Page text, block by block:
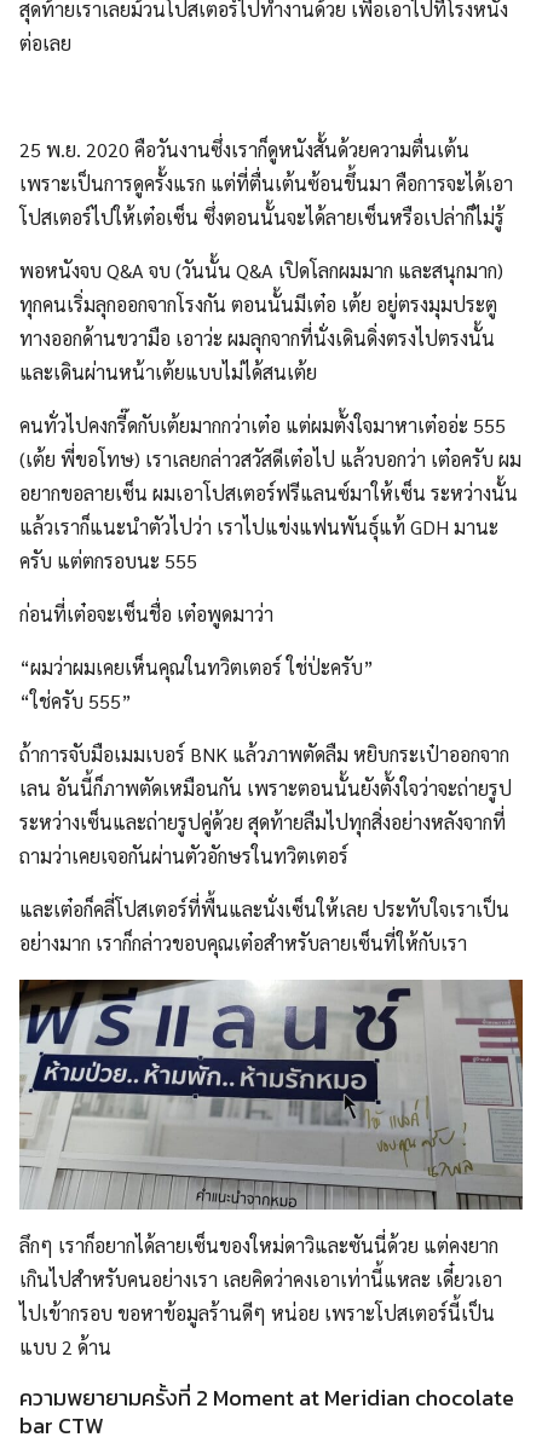
สุดท้ายเราเลยม้วนโปสเตอร์ไปทำงานด้วย เพื่อเอาไปที่โรงหนัง
ต่อเลย
25 พ.ย. 2020 คือวันงานซึ่งเราก็ดูหนังสั้นด้วยความตื่นเต้น
เพราะเป็นการดูครั้งแรก แต่ที่ตื่นเต้นซ้อนขึ้นมา คือการจะได้เอา
โปสเตอร์ไปให้เต๋อเซ็น ซึ่งตอนนั้นจะได้ลายเซ็นหรือเปล่าก็ไม่รู้
พอหนังจบ Q&A จบ (วันนั้น Q&A เปิดโลกผมมาก และสนุกมาก)
ทุกคนเริ่มลุกออกจากโรงกัน ตอนนั้นมีเต๋อ เต้ย อยู่ตรงมุมประตู
ทางออกด้านขวามือ เอาว่ะ ผมลุกจากที่นั่งเดินดิ่งตรงไปตรงนั้น
และเดินผ่านหน้าเต้ยแบบไม่ได้สนเต้ย
คนทั่วไปคงกรี๊ดกับเต้ยมากกว่าเต๋อ แต่ผมตั้งใจมาหาเต๋ออ่ะ 555
(เต้ย พี่ขอโทษ) เราเลยกล่าวสวัสดีเต๋อไป แล้วบอกว่า เต๋อครับ ผม
อยากขอลายเซ็น ผมเอาโปสเตอร์ฟรีแลนซ์มาให้เซ็น ระหว่างนั้น
แล้วเราก็แนะนำตัวไปว่า เราไปแข่งแฟนพันธุ์แท้ GDH มานะ
ครับ แต่ตกรอบนะ 555
ก่อนที่เต๋อจะเซ็นชื่อ เต๋อพูดมาว่า
“ผมว่าผมเคยเห็นคุณในทวิตเตอร์ ใช่ป่ะครับ”
“ใช่ครับ 555”
ถ้าการจับมือเมมเบอร์ BNK แล้วภาพตัดลืม หยิบกระเป๋าออกจาก
เลน อันนี้ก็ภาพตัดเหมือนกัน เพราะตอนนั้นยังตั้งใจว่าจะถ่ายรูป
ระหว่างเซ็นและถ่ายรูปคู่ด้วย สุดท้ายลืมไปทุกสิ่งอย่างหลังจากที่
ถามว่าเคยเจอกันผ่านตัวอักษรในทวิตเตอร์
และเต๋อก็คลี่โปสเตอร์ที่พื้นและนั่งเซ็นให้เลย ประทับใจเราเป็น
อย่างมาก เราก็กล่าวขอบคุณเต๋อสำหรับลายเซ็นที่ให้กับเรา
ลึกๆ เราก็อยากได้ลายเซ็นของใหม่ดาวิและซันนี่ด้วย แต่คงยาก
เกินไปสำหรับคนอย่างเรา เลยคิดว่าคงเอาเท่านี้แหละ เดี๋ยวเอา
ไปเข้ากรอบ ขอหาข้อมูลร้านดีๆ หน่อย เพราะโปสเตอร์นี้เป็น
แบบ 2 ด้าน
ความพยายามครั้งที่ 2 Moment at Meridian chocolate
bar CTW